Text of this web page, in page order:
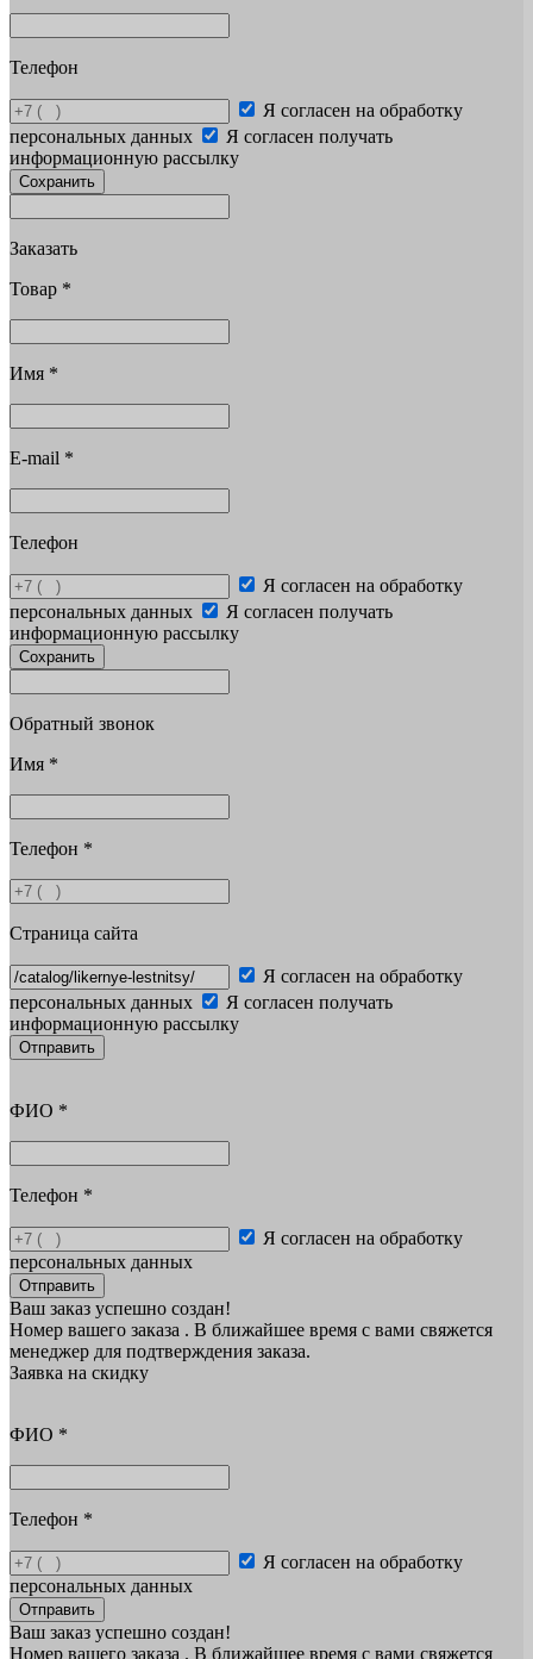
Телефон
Я согласен на обработку
персональных данных
Я согласен получать
информационную рассылку
Сохранить
Заказать
Товар *
Имя *
E-mail *
Телефон
Я согласен на обработку
персональных данных
Я согласен получать
информационную рассылку
Сохранить
Обратный звонок
Имя *
Телефон *
Страница сайта
Я согласен на обработку
персональных данных
Я согласен получать
информационную рассылку
Отправить
ФИО *
Телефон *
Я согласен на обработку
персональных данных
Отправить
Ваш заказ успешно создан!
Номер вашего заказа . В ближайшее время с вами свяжется
менеджер для подтверждения заказа.
Заявка на скидку
ФИО *
Телефон *
Я согласен на обработку
персональных данных
Отправить
Ваш заказ успешно создан!
Номер вашего заказа . В ближайшее время с вами свяжется